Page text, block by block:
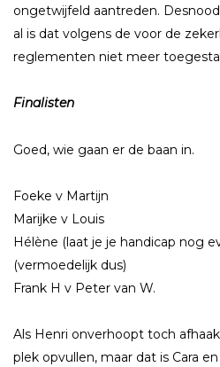
ongetwijfeld aantreden.
al is dat volgens de voor de
reglementen niet meer
Finalisten
Goed, wie gaan er de baan in.
Foeke v Martijn
Marijke v Louis
Hélène (laat je je handicap nog
(vermoedelijk dus)
Frank H v Peter van W.
Als Henri onverhoopt toch
plek opvullen, maar dat is Cara